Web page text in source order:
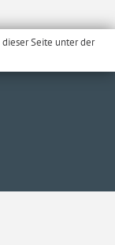
Seite unter der